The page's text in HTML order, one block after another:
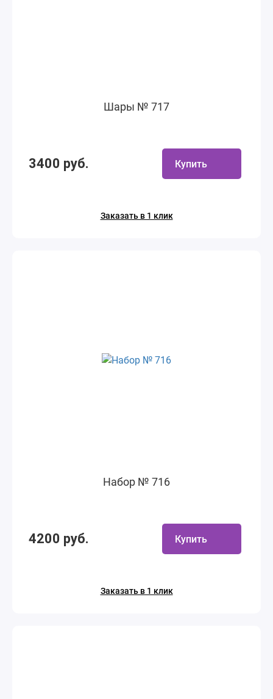
Шары № 717
3400 руб. Купить
Заказать в 1 клик
Набор № 716
4200 руб. Купить
Заказать в 1 клик